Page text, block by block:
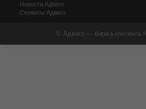
Новости Адвего
Сервисы Адвего
© Адвего — биржа контента